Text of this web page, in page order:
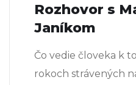
Rozhovor s
Janíkom
Čo vedie človeka k
rokoch strávených